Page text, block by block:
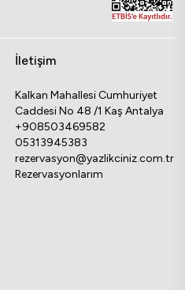
İletişim
Kalkan Mahallesi Cumhuriyet
Caddesi No 48 /1 Kaş Antalya
+908503469582
05313945383
rezervasyon@yazlikciniz.com.tr
Rezervasyonlarım